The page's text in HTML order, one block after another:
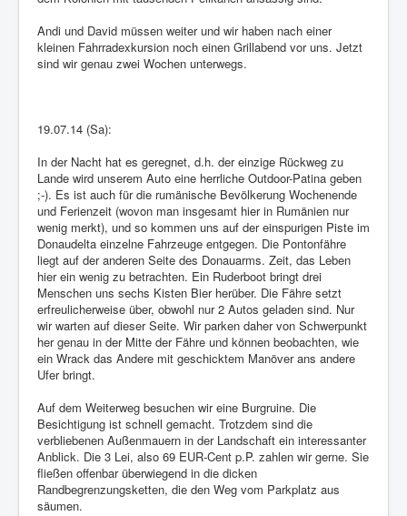
Andi und David müssen weiter und wir haben nach einer
kleinen Fahrradexkursion noch einen Grillabend vor uns. Jetzt
sind wir genau zwei Wochen unterwegs.
19.07.14 (Sa):
In der Nacht hat es geregnet, d.h. der einzige Rückweg zu
Lande wird unserem Auto eine herrliche Outdoor-Patina geben
;-). Es ist auch für die rumänische Bevölkerung Wochenende
und Ferienzeit (wovon man insgesamt hier in Rumänien nur
wenig merkt), und so kommen uns auf der einspurigen Piste im
Donaudelta einzelne Fahrzeuge entgegen. Die Pontonfähre
liegt auf der anderen Seite des Donauarms. Zeit, das Leben
hier ein wenig zu betrachten. Ein Ruderboot bringt drei
Menschen uns sechs Kisten Bier herüber. Die Fähre setzt
erfreulicherweise über, obwohl nur 2 Autos geladen sind. Nur
wir warten auf dieser Seite. Wir parken daher von Schwerpunkt
her genau in der Mitte der Fähre und können beobachten, wie
ein Wrack das Andere mit geschicktem Manöver ans andere
Ufer bringt.
Auf dem Weiterweg besuchen wir eine Burgruine. Die
Besichtigung ist schnell gemacht. Trotzdem sind die
verbliebenen Außenmauern in der Landschaft ein interessanter
Anblick. Die 3 Lei, also 69 EUR-Cent p.P. zahlen wir gerne. Sie
fließen offenbar überwiegend in die dicken
Randbegrenzungsketten, die den Weg vom Parkplatz aus
säumen.